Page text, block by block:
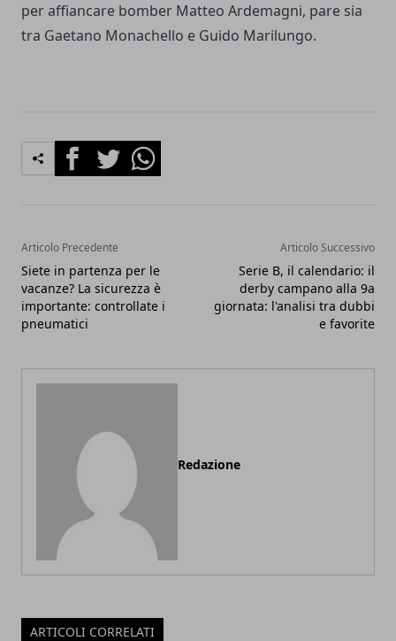
per affiancare bomber Matteo Ardemagni, pare sia
tra Gaetano Monachello e Guido Marilungo.
FacebookTwitterWhatsapp
Articolo Precedente
Siete in partenza per le
vacanze? La sicurezza è
importante: controllate i
pneumatici
Articolo Successivo
Serie B, il calendario: il
derby campano alla 9a
giornata: l'analisi tra dubbi
e favorite
Redazione
ARTICOLI CORRELATI